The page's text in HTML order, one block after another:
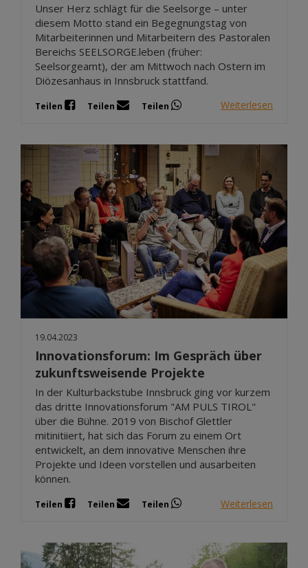
Unser Herz schlägt für die Seelsorge – unter
diesem Motto stand ein Begegnungstag von
Mitarbeiterinnen und Mitarbeitern des Pastoralen
Bereichs SEELSORGE.leben (früher:
Seelsorgeamt), der am Mittwoch nach Ostern im
Diözesanhaus in Innsbruck stattfand.
Teilen Teilen Teilen Weiterlesen
19.04.2023
Innovationsforum: Im Gespräch über
zukunftsweisende Projekte
In der Kulturbackstube Innsbruck ging vor kurzem
das dritte Innovationsforum "AM PULS TIROL"
über die Bühne. 2019 von Bischof Glettler
mitinitiiert, hat sich das Forum zu einem Ort
entwickelt, an dem innovative Menschen ihre
Projekte und Ideen vorstellen und ausarbeiten
können.
Teilen Teilen Teilen Weiterlesen